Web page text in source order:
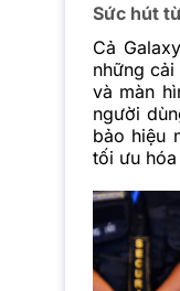
Sức hút
Cả
những
và màn
người
bảo hiệu
tối ưu